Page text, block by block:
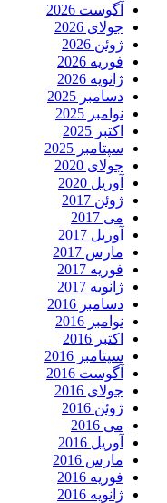
آگوست 2026
جولای 2026
ژوئن 2026
فوریه 2026
ژانویه 2026
دسامبر 2025
نوامبر 2025
اکتبر 2025
سپتامبر 2025
جولای 2020
آوریل 2020
ژوئن 2017
می 2017
آوریل 2017
مارس 2017
فوریه 2017
ژانویه 2017
دسامبر 2016
نوامبر 2016
اکتبر 2016
سپتامبر 2016
آگوست 2016
جولای 2016
ژوئن 2016
می 2016
آوریل 2016
مارس 2016
فوریه 2016
ژانویه 2016